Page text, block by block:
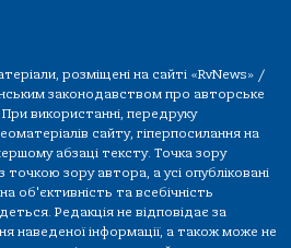
розміщені на сайті «RvNews» /
законодавством про авторське
При використанні, передруку
сайту, гіперпосилання на
абзаці тексту. Точка зору
точкою зору автора, а усі опубліковані
об'єктивність та всебічність
Редакція не відповідає за
наведеної інформації, а також може не